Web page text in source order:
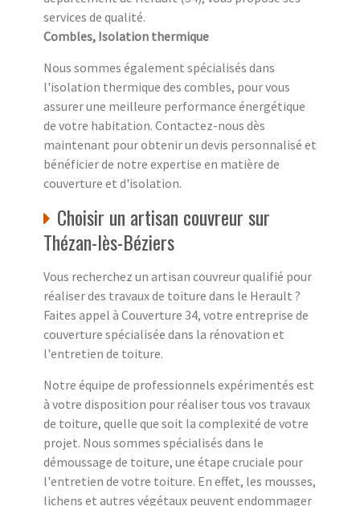
services de qualité.
Combles, Isolation thermique
Nous sommes également spécialisés dans
l'isolation thermique des combles, pour vous
assurer une meilleure performance énergétique
de votre habitation. Contactez-nous dès
maintenant pour obtenir un devis personnalisé et
bénéficier de notre expertise en matière de
couverture et d'isolation.
Choisir un artisan couvreur sur
Thézan-lès-Béziers
Vous recherchez un artisan couvreur qualifié pour
réaliser des travaux de toiture dans le Herault ?
Faites appel à Couverture 34, votre entreprise de
couverture spécialisée dans la rénovation et
l'entretien de toiture.
Notre équipe de professionnels expérimentés est
à votre disposition pour réaliser tous vos travaux
de toiture, quelle que soit la complexité de votre
projet. Nous sommes spécialisés dans le
démoussage de toiture, une étape cruciale pour
l'entretien de votre toiture. En effet, les mousses,
lichens et autres végétaux peuvent endommager